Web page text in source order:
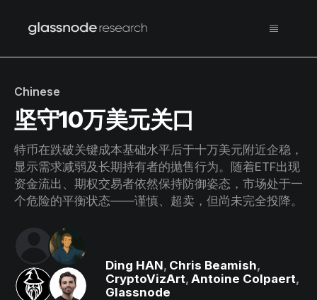
Chinese
坚守10万美元关口
特币在跌破关键成本基础水平后于十万美元附近企稳，
显示需求减弱及长期持有者的抛售行为。随着ETF出现
资金流出、期权交易者依然保持防御姿态，市场处于一
个危险的平衡状态——谨慎、超卖，但尚未完全投降。
Ding HAN, Chris Beamish,
CryptoVizArt,Antoine Colpaert,
Glassnode